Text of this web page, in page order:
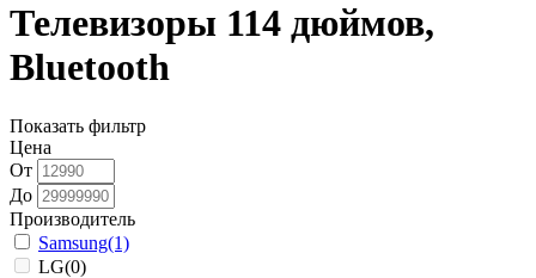
Телевизоры 114 дюймов,
Bluetooth
Показать фильтр
Цена
От
До
Производитель
Samsung(1)
LG(0)